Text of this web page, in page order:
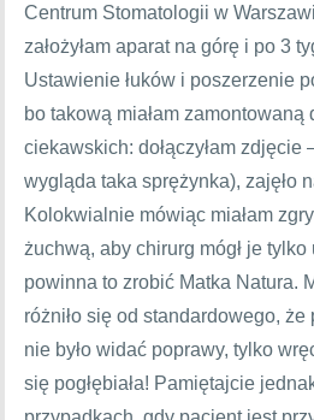
Centrum Stomatologii w
założyłam aparat na górę i po 3
Ustawienie łuków i poszerzenie
bo takową miałam zamontowaną
ciekawskich: dołączyłam zdjęcie
wygląda taka sprężynka), zajęło
Kolokwialnie mówiąc miałam
żuchwą, aby chirurg mógł je
powinna to zrobić Matka Natura.
różniło się od standardowego, że
nie było widać poprawy, tylko
się pogłębiała! Pamiętajcie